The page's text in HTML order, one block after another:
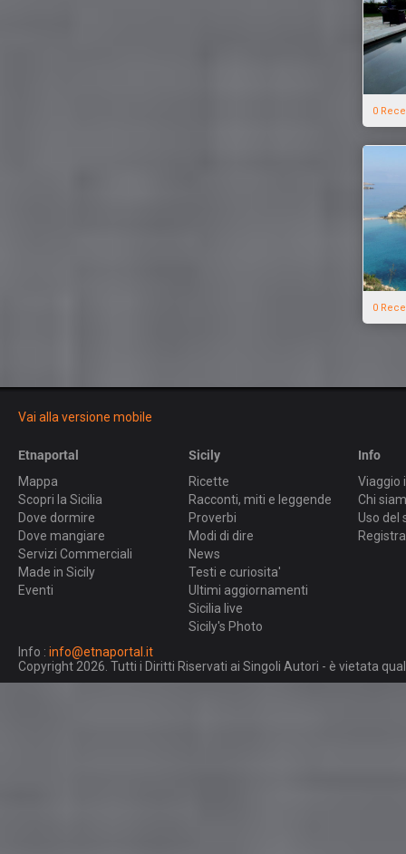
0
0
Vai alla versione mobile
Etnaportal
Mappa
Scopri la Sicilia
Dove dormire
Dove mangiare
Servizi Commerciali
Made in Sicily
Eventi
Sicily
Ricette
Racconti, miti e leggende
Proverbi
Modi di dire
News
Testi e curiosita'
Ultimi aggiornamenti
Sicilia live
Sicily's Photo
Info
Viaggio
Chi
Uso del
Info : info@etnaportal.it
Copyright 2026. Tutti i Diritti Riservati ai Singoli Autori - è vietata